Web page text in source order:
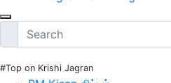
#Top on Krishi Jagran